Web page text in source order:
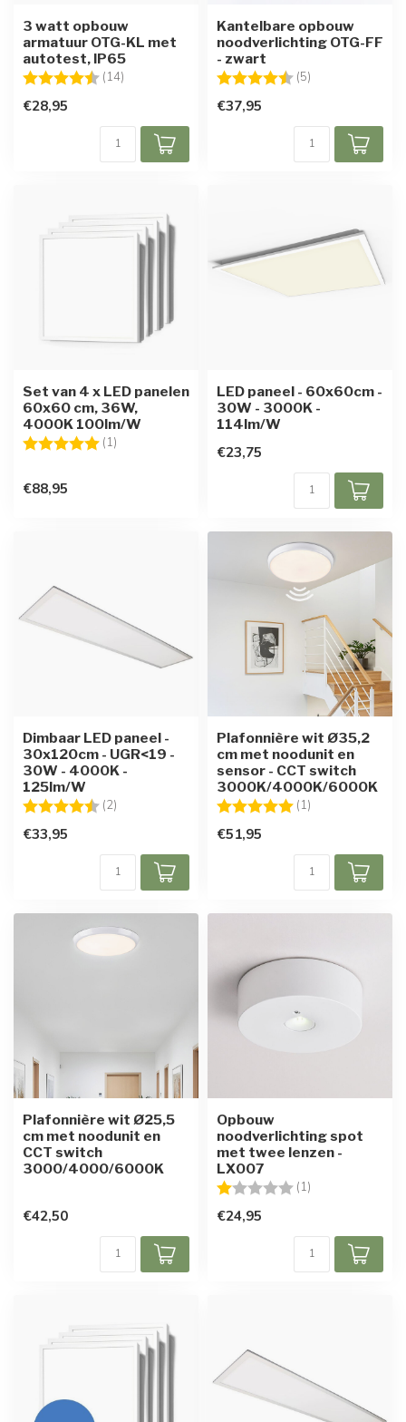
3 watt opbouw
armatuur OTG-KL met
autotest, IP65
Beoordeling: (14)
€28,95
Kantelbare opbouw
noodverlichting OTG-FF
- zwart
Beoordeling: (5)
€37,95
Set van 4 x LED panelen
60x60 cm, 36W,
4000K 100lm/W
Beoordeling: (1)
€88,95
LED paneel - 60x60cm -
30W - 3000K -
114lm/W
€23,75
Dimbaar LED paneel -
30x120cm - UGR<19 -
30W - 4000K -
125lm/W
Beoordeling: (2)
€33,95
Plafonnière wit Ø35,2
cm met noodunit en
sensor - CCT switch
3000K/4000K/6000K
Beoordeling: (1)
€51,95
Plafonnière wit Ø25,5
cm met noodunit en
CCT switch
3000/4000/6000K
€42,50
Opbouw
noodverlichting spot
met twee lenzen -
LX007
Beoordeling: (1)
€24,95